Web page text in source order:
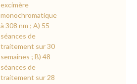
excimère
monochromatique
à 308 nm ; A) 55
séances de
traitement sur 30
semaines ; B) 48
séances de
traitement sur 28